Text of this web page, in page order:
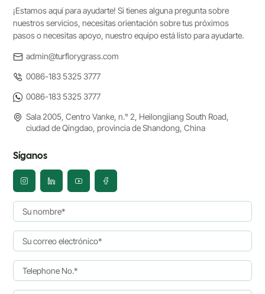
¡Estamos aquí para ayudarte! Si tienes alguna pregunta sobre
nuestros servicios, necesitas orientación sobre tus próximos
pasos o necesitas apoyo, nuestro equipo está listo para ayudarte.
admin@turflorygrass.com
0086-183 5325 3777
0086-183 5325 3777
Sala 2005, Centro Vanke, n.° 2, Heilongjiang South Road,
ciudad de Qingdao, provincia de Shandong, China
Síganos